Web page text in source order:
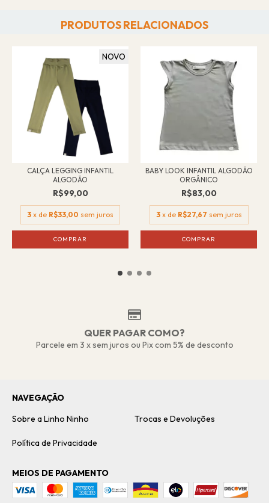
PRODUTOS RELACIONADOS
NOVO
CALÇA LEGGING INFANTIL
ALGODÃO
R$99,00
3 x de R$33,00 sem juros
COMPRAR
BABY LOOK INFANTIL ALGODÃO
ORGÂNICO
R$83,00
3 x de R$27,67 sem juros
COMPRAR
QUER PAGAR COMO?
Parcele em 3 x sem juros ou Pix com 5% de desconto
NAVEGAÇÃO
Sobre a Linho Ninho
Trocas e Devoluções
Política de Privacidade
MEIOS DE PAGAMENTO